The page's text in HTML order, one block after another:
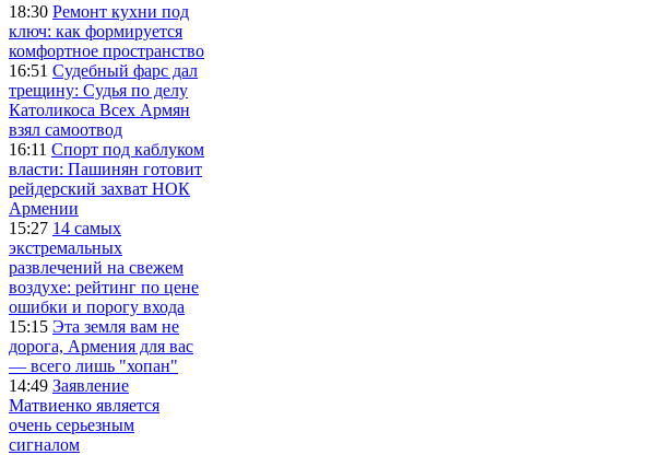
18:30 Ремонт кухни под
ключ: как формируется
комфортное пространство
16:51 Судебный фарс дал
трещину: Судья по делу
Католикоса Всех Армян
взял самоотвод
16:11 Спорт под каблуком
власти: Пашинян готовит
рейдерский захват НОК
Армении
15:27 14 самых
экстремальных
развлечений на свежем
воздухе: рейтинг по цене
ошибки и порогу входа
15:15 Эта земля вам не
дорога, Армения для вас
— всего лишь "хопан"
14:49 Заявление
Матвиенко является
очень серьезным
сигналом